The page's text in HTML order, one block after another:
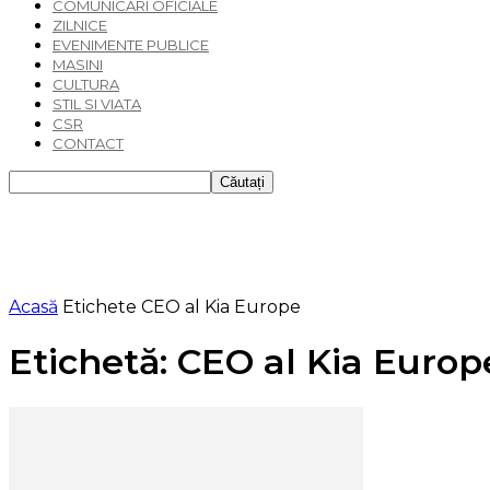
COMUNICARI OFICIALE
ZILNICE
EVENIMENTE PUBLICE
MASINI
CULTURA
STIL SI VIATA
CSR
CONTACT
Acasă Etichete CEO al Kia Europe
Etichetă: CEO al Kia